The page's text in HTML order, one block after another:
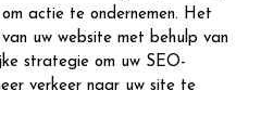
actie te ondernemen. Het
uw website met behulp van
strategie om uw SEO-
verkeer naar uw site te